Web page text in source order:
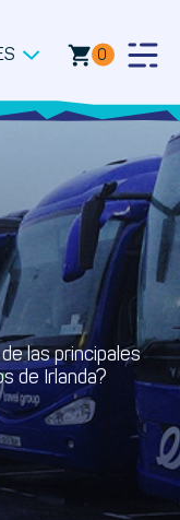
0
las principales
de Irlanda?